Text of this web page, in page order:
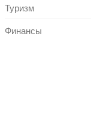
Туризм
Финансы